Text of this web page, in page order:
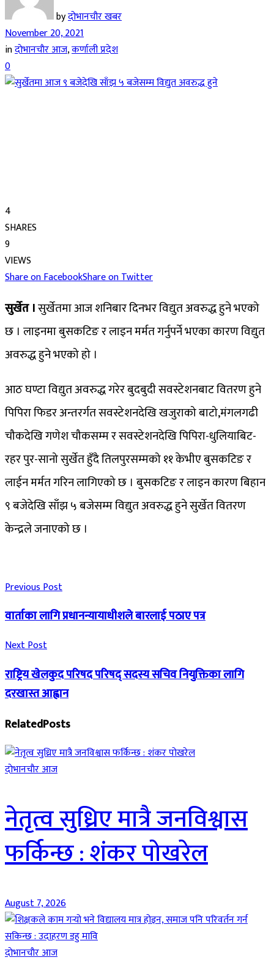
byदोभानचौर खबर
November 20, 2021
inदाेभानचाैर आज,कर्णाली प्रदेश
0
4
SHARES
9
VIEWS
Share on FacebookShare on Twitter
सुर्खेत ।सुर्खेतमा आज शनिबार दिनभर विद्युत अवरुद्ध हुने भएको
छ । लाइनमा बुसकटिङ र लाइन मर्मत गर्नुपर्ने भएका कारण विद्युत
अवरुद्ध हुने भएको हो ।
आठ घण्टा विद्युत अवरुद्ध गरेर बुदबुदी सवस्टेशनबाट वितरण हुने
पिपिरा फिडर अन्तरर्गत सवस्टेशनदेखि खजुराको बाटो,मंगलगढी
चौकदेखि गणेश चौकसम्म र सवस्टेशनदेखि पिपिरा-धुलियाबिट-
रहर पुर-सानो सुर्खेत हुँदै तिलपुरसम्मको ११ केभीए बुसकटिङ र
लाईन मर्मत गरिन लागिएको छ । बुसकटिङ र लाइन कारण बिहान
९ बजेदेखि साँझ ५ बजेसम्म विद्युत अवरुद्ध हुने सुर्खेत वितरण
केन्द्रले जनाएको छ ।
Previous Post
वार्ताका लागि प्रधानन्यायाधीशले बारलाई पठाए पत्र
Next Post
राष्ट्रिय खेलकुद परिषद परिषद् सदस्य सचिव नियुक्तिका लागि
दरखास्त आह्वान
RelatedPosts
दाेभानचाैर आज
नेतृत्व सुध्रिए मात्रै जनविश्वास
फर्किन्छ : शंकर पोखरेल
August 7, 2026
दाेभानचाैर आज